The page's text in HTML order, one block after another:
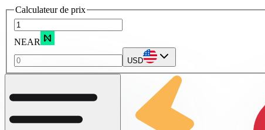
Calculateur de prix
NEAR
USD